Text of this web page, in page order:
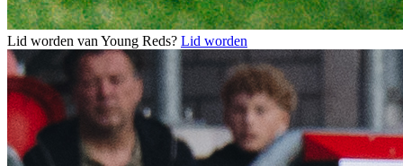
Lid worden van Young Reds? Lid worden